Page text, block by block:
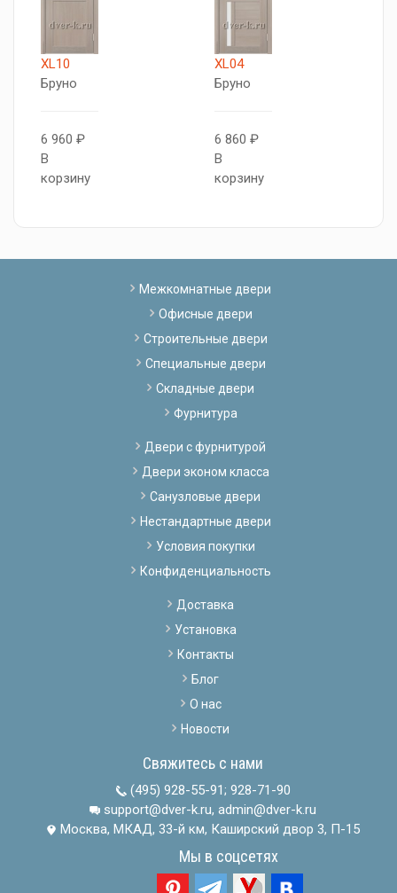
XL10
Бруно
6 960 ₽
В
корзину
XL04
Бруно
6 860 ₽
В
корзину
Межкомнатные двери
Офисные двери
Строительные двери
Специальные двери
Складные двери
Фурнитура
Двери с фурнитурой
Двери эконом класса
Санузловые двери
Нестандартные двери
Условия покупки
Конфиденциальность
Доставка
Установка
Контакты
Блог
О нас
Новости
Свяжитесь с нами
(495) 928-55-91; 928-71-90
support@dver-k.ru, admin@dver-k.ru
Москва, МКАД, 33-й км, Каширский двор 3, П-15
Мы в соцсетях